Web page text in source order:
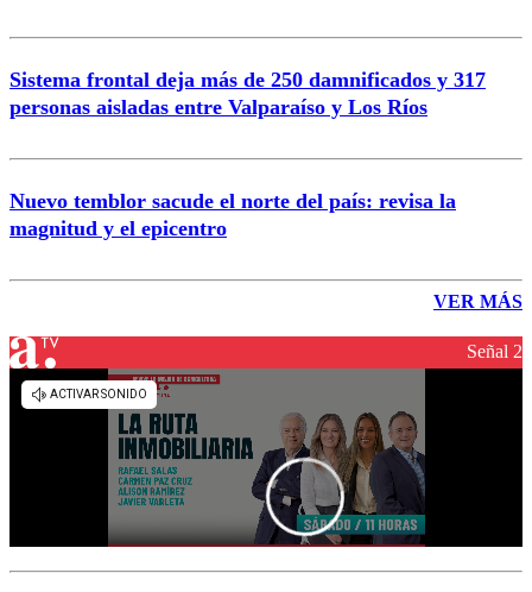
Sistema frontal deja más de 250 damnificados y 317
personas aisladas entre Valparaíso y Los Ríos
Nuevo temblor sacude el norte del país: revisa la
magnitud y el epicentro
VER MÁS
Señal 2